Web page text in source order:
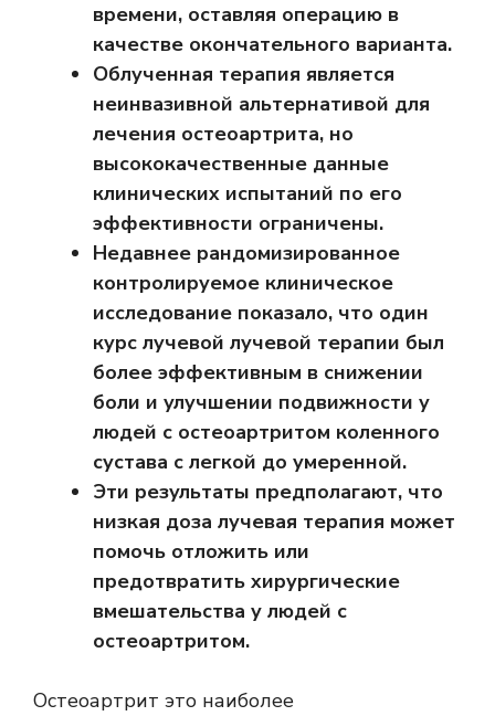
времени, оставляя операцию в
качестве окончательного варианта.
Облученная терапия является
неинвазивной альтернативой для
лечения остеоартрита, но
высококачественные данные
клинических испытаний по его
эффективности ограничены.
Недавнее рандомизированное
контролируемое клиническое
исследование показало, что один
курс лучевой лучевой терапии был
более эффективным в снижении
боли и улучшении подвижности у
людей с остеоартритом коленного
сустава с легкой до умеренной.
Эти результаты предполагают, что
низкая доза лучевая терапия может
помочь отложить или
предотвратить хирургические
вмешательства у людей с
остеоартритом.
Остеоартрит это наиболее